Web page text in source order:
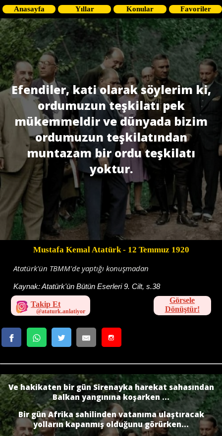
Anasayfa Yıllar Konular Favoriler
Efendiler, kati olarak söylerim ki,
ordumuzun teşkilatı pek
mükemmeldir ve dünyada bizim
ordumuzun teşkilatından
muntazam bir ordu teşkilatı
yoktur.
Mustafa Kemal Atatürk- 12 Temmuz 1920
Atatürk'ün TBMM'de yaptığı konuşmadan
Kaynak:Atatürk'ün Bütün Eserleri 9. Cilt, s.38
Takip Et
Görsele
Dönüştür!
Ve hakikaten bir gün Sirenayka harekat sahasından
Balkan yangınına koşarken ...
Bir gün Afrika sahilinden vatanıma ulaştıracak
yolların kapanmış olduğunu görürken...